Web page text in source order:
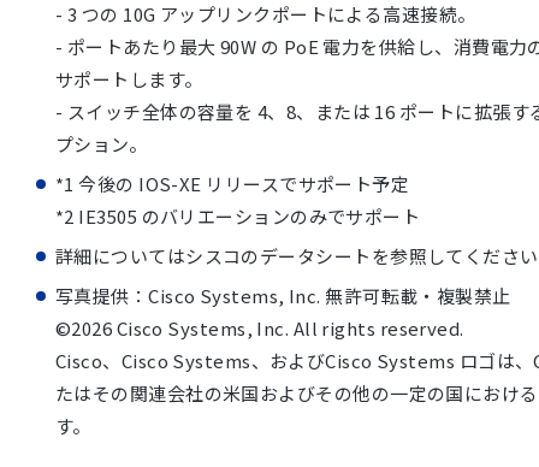
- 3 つの 10G アップリンクポートによる高速接続。
- ポートあたり最大 90W の PoE 電力を供給し、消費電力
サポートします。
- スイッチ全体の容量を 4、8、または 16 ポートに拡張す
プション。
*1 今後の IOS-XE リリースでサポート予定
*2 IE3505 のバリエーションのみでサポート
詳細についてはシスコのデータシートを参照してくださ
写真提供：Cisco Systems, Inc. 無許可転載・複製禁止
©2026 Cisco Systems, Inc. All rights reserved.
Cisco、Cisco Systems、およびCisco Systems ロゴは
たはその関連会社の米国およびその他の一定の国におけ
す。